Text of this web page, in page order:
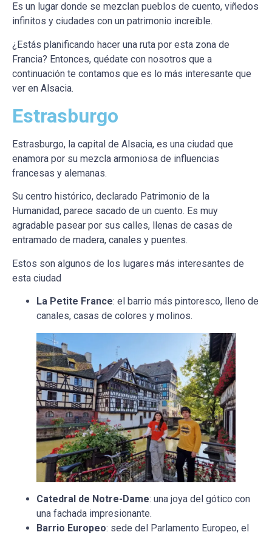
Es un lugar donde se mezclan pueblos de cuento, viñedos
infinitos y ciudades con un patrimonio increíble.
¿Estás planificando hacer una ruta por esta zona de
Francia? Entonces, quédate con nosotros que a
continuación te contamos que es lo más interesante que
ver en Alsacia.
Estrasburgo
Estrasburgo, la capital de Alsacia, es una ciudad que
enamora por su mezcla armoniosa de influencias
francesas y alemanas.
Su centro histórico, declarado Patrimonio de la
Humanidad, parece sacado de un cuento. Es muy
agradable pasear por sus calles, llenas de casas de
entramado de madera, canales y puentes.
Estos son algunos de los lugares más interesantes de
esta ciudad
La Petite France: el barrio más pintoresco, lleno de
canales, casas de colores y molinos.
Catedral de Notre-Dame: una joya del gótico con
una fachada impresionante.
Barrio Europeo: sede del Parlamento Europeo, el